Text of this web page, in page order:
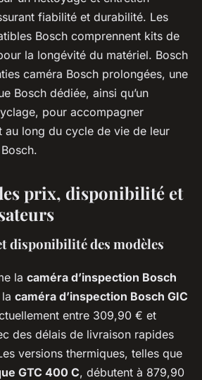
fiabilité et durabilité. Les
Bosch comprennent kits de
la longévité du matériel. Bosch
caméra Bosch prolongées, une
Bosch dédiée, ainsi qu’un
pour accompagner
au long du cycle de vie de leur
prix, disponibilité et
disponibilité des modèles
la caméra d’inspection Bosch
caméra d’inspection Bosch GIC
entre 309,90 € et
des délais de livraison rapides
versions thermiques, telles que
GTC 400 C, débutent à 879,90